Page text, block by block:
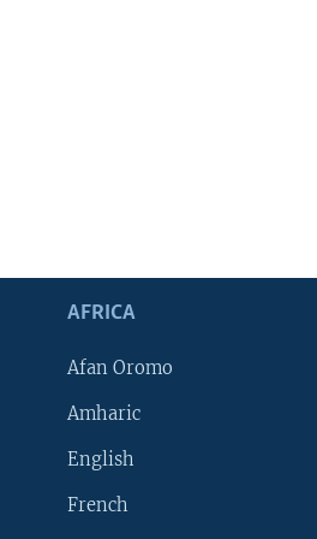
AFRICA
Afan Oromo
Amharic
English
French